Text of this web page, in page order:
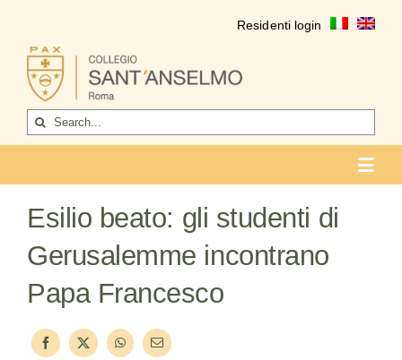
contenuto
Residenti login
Cerca
per:
COLLEGIO
Chi siamo
Vita del collegio
La formazione
Esilio beato: gli studenti di
Gerusalemme incontrano
Papa Francesco